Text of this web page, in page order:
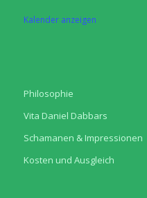
Kalender anzeigen
Philosophie
Vita Daniel Dabbars
Schamanen & Impressionen
Kosten und Ausgleich